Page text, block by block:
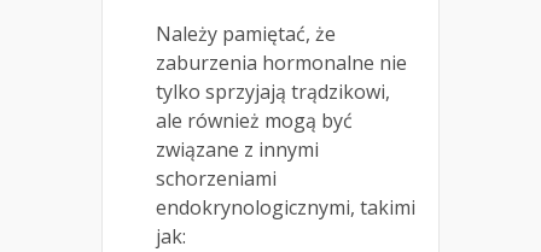
Należy pamiętać, że
zaburzenia hormonalne nie
tylko sprzyjają trądzikowi,
ale również mogą być
związane z innymi
schorzeniami
endokrynologicznymi, takimi
jak: